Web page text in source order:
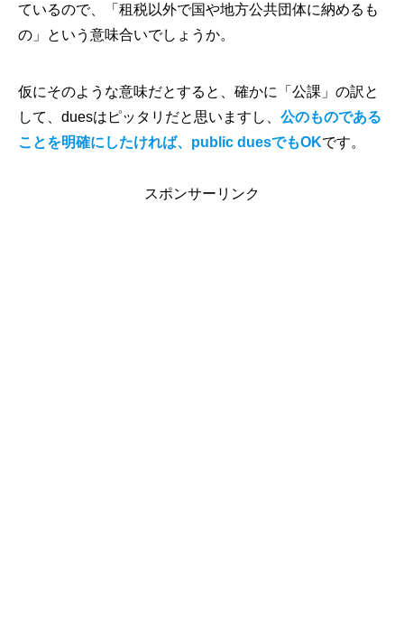
ているので、「租税以外で国や地方公共団体に納めるも
の」という意味合いでしょうか。
仮にそのような意味だとすると、確かに「公課」の訳と
して、duesはピッタリだと思いますし、 公のものである
ことを明確にしたければ、public duesでもOKです。
スポンサーリンク